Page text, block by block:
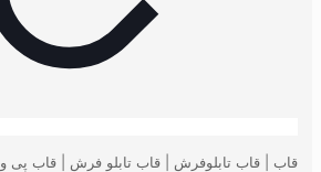
قاب | قاب تابلوفرش | قاب تابلو فرش | قاب